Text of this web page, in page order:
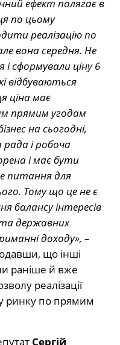
ефект полягає в
по цьому
реалізацію по
вона середня. Не
і сформували ціну 6
відбуваються
ціна має
прямим угодам
на сьогодні,
і робоча
і має бути
питання для
Тому що це не є
балансу інтересів
та державних
доходу», –
що інші
раніше й вже
реалізації
ринку по прямим
Сергій